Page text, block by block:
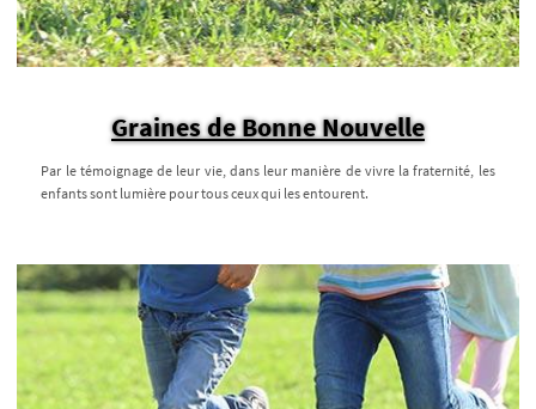
Graines de Bonne Nouvelle
Par le témoignage de leur vie, dans leur manière de vivre la fraternité, les
enfants sont lumière pour tous ceux qui les entourent.